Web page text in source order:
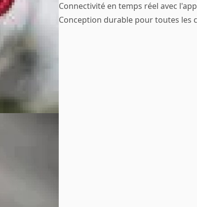
Connectivité en temps réel avec
Conception durable pour toutes les